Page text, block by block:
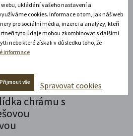
první českou závodnici,
chrámu s
ukládání vašeho nastavení a
cookies. Informace o tom, jak náš web
pro sociální média, inzerci a analýzy, kteří
tyto údaje mohou zkombinovat s dalšími
nebo které získali v důsledku toho, že
informace
Přijmout vše Spravovat cookies